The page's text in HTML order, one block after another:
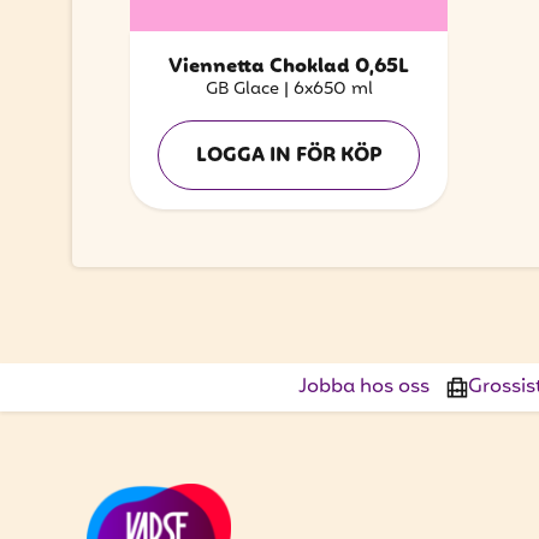
Viennetta Choklad 0,65L
GB Glace | 6x650 ml
LOGGA IN FÖR KÖP
Jobba hos oss